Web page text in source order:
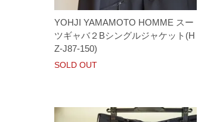
YOHJI YAMAMOTO HOMME スー
ツギャバ２Bシングルジャケット(H
Z-J87-150)
SOLD OUT